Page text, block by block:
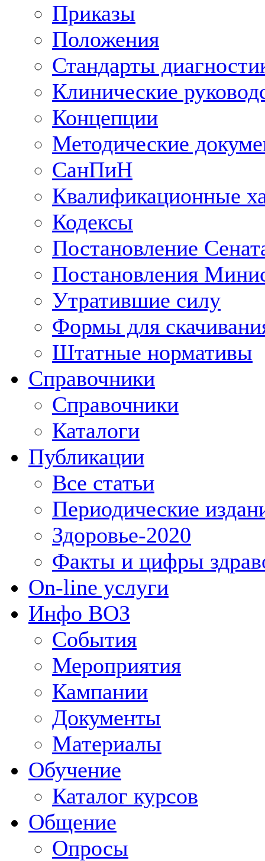
Приказы
Положения
Стандарты
Клинические
Концепции
Методические
СанПиН
Квалификационные
Кодексы
Постановление
Постановления
Утратившие силу
Формы для
Штатные нормативы
Справочники
Справочники
Каталоги
Публикации
Все статьи
Периодические
Здоровье-2020
Факты и цифры
On-line услуги
Инфо ВОЗ
События
Мероприятия
Кампании
Документы
Материалы
Обучение
Каталог курсов
Общение
Опросы